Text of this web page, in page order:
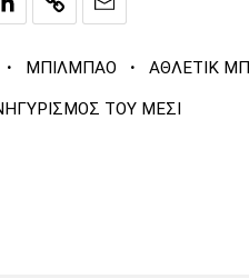
· ΜΠΙΛΜΠΑΟ · ΑΘΛΕΤΙΚ
ΤΟΥ ΜΕΣΙ